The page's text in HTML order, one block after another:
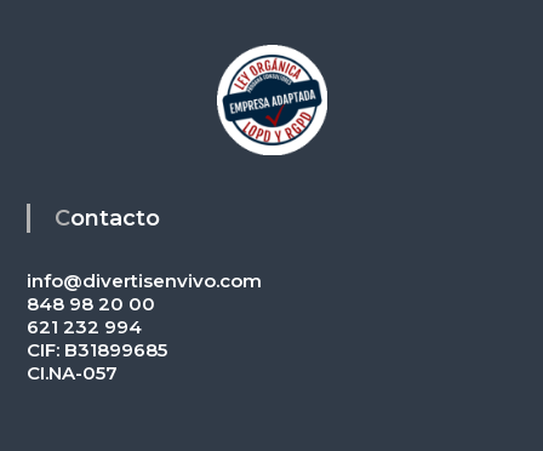
Contacto
info@divertisenvivo.com
848 98 20 00
621 232 994
CIF: B31899685
CI.NA-057